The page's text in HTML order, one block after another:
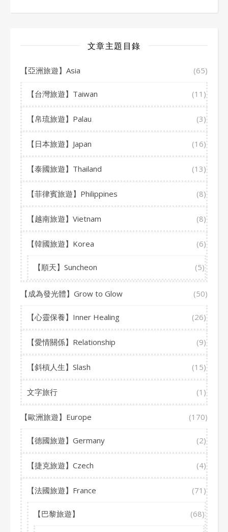
文章主題目錄
【亞洲旅遊】Asia (65)
【台灣旅遊】Taiwan (11)
【帛琉旅遊】Palau (3)
【日本旅遊】Japan (16)
【泰國旅遊】Thailand (13)
【菲律賓旅遊】Philippines (8)
【越南旅遊】Vietnam (8)
【韓國旅遊】Korea (6)
【順天】Suncheon (5)
【成為發光體】Grow to Glow (50)
【心靈保養】Inner Healing (26)
【愛情關係】Relationship (9)
【斜槓人生】Slash (15)
文字旅行 (1)
【歐洲旅遊】Europe (170)
【德國旅遊】Germany (2)
【捷克旅遊】Czech (4)
【法國旅遊】France (71)
【巴黎旅遊】 (68)